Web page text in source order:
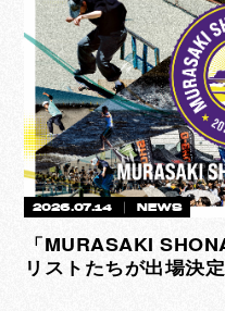
2026.07.14 NEWS
「MURASAKI
リストたちが出場決定